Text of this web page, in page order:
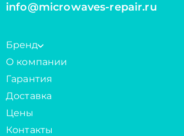
info@microwaves-repair.ru
Бренд
О компании
Гарантия
Доставка
Цены
Контакты